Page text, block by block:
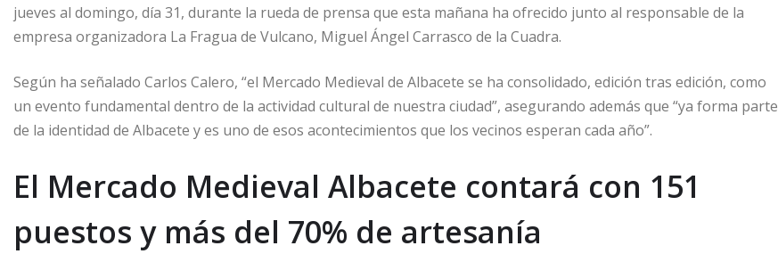
jueves al domingo, día 31, durante la rueda de prensa que esta mañana ha ofrecido junto al responsable de la
empresa organizadora La Fragua de Vulcano, Miguel Ángel Carrasco de la Cuadra.
Según ha señalado Carlos Calero, “el Mercado Medieval de Albacete se ha consolidado, edición tras edición, como
un evento fundamental dentro de la actividad cultural de nuestra ciudad”, asegurando además que “ya forma parte
de la identidad de Albacete y es uno de esos acontecimientos que los vecinos esperan cada año”.
El Mercado Medieval Albacete contará con 151
puestos y más del 70% de artesanía